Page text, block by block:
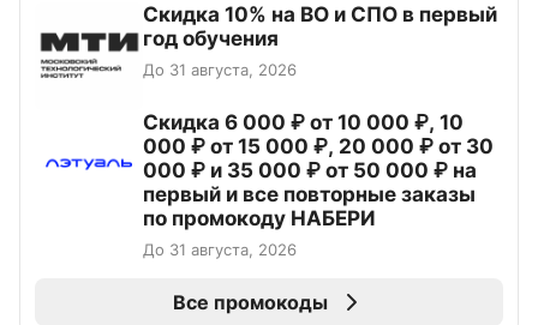
Скидка 10% на ВО и СПО в первый
год обучения
До 31 августа, 2026
Скидка 6 000 ₽ от 10 000 ₽, 10
000 ₽ от 15 000 ₽, 20 000 ₽ от 30
000 ₽ и 35 000 ₽ от 50 000 ₽ на
первый и все повторные заказы
по промокоду НАБЕРИ
До 31 августа, 2026
Все промокоды